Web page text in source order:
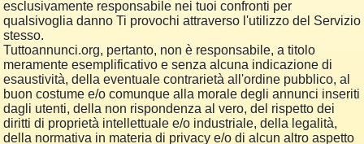
esclusivamente responsabile nei tuoi confronti per
qualsivoglia danno Ti provochi attraverso l'utilizzo del Servizio
stesso.
Tuttoannunci.org, pertanto, non è responsabile, a titolo
meramente esemplificativo e senza alcuna indicazione di
esaustività, della eventuale contrarietà all'ordine pubblico, al
buon costume e/o comunque alla morale degli annunci inseriti
dagli utenti, della non rispondenza al vero, del rispetto dei
diritti di proprietà intellettuale e/o industriale, della legalità,
della normativa in materia di privacy e/o di alcun altro aspetto